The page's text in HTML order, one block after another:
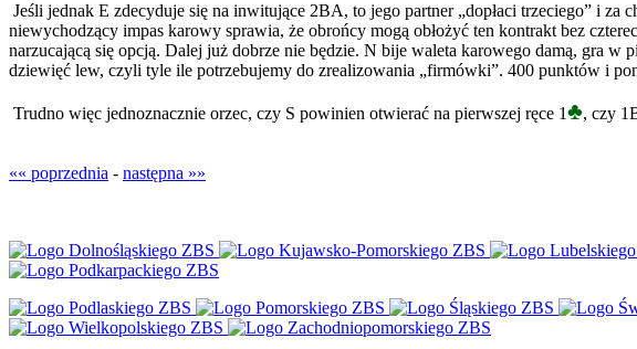
Jeśli jednak E zdecyduje się na inwitujące 2BA, to jego partner „dopłaci trzeciego” i
niewychodzący impas karowy sprawia, że obrońcy mogą obłożyć ten kontrakt bez
narzucającą się opcją. Dalej już dobrze nie będzie. N bije waleta karowego damą, gra
dziewięć lew, czyli tyle ile potrzebujemy do zrealizowania „firmówki”. 400 punktów i
Trudno więc jednoznacznie orzec, czy S powinien otwierać na pierwszej ręce 1♣, czy
«« poprzednia - następna »»